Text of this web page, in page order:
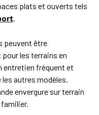
plats et ouverts tels
peuvent être
les terrains en
entretien fréquent et
autres modèles.
envergure sur terrain